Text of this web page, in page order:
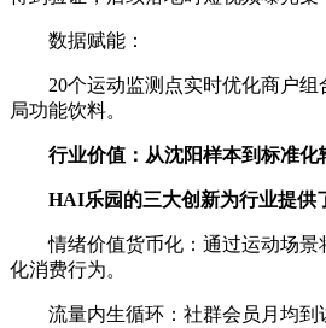
数据赋能：
20个运动监测点实时优化商户
局功能饮料。
行业价值：从沈阳样本到标准化
HAI乐园的三大创新为行业提供
情绪价值货币化：通过运动场景
化消费行为。
流量内生循环：社群会员月均